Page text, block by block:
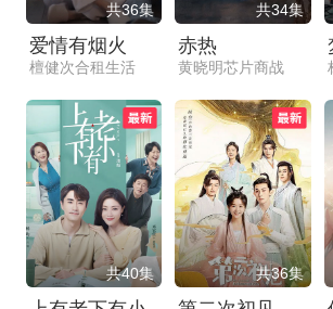
共36集
爱情有烟火
檀健次合租生活
共34集
赤热
黄晓明芯片商战
共40集 共36集